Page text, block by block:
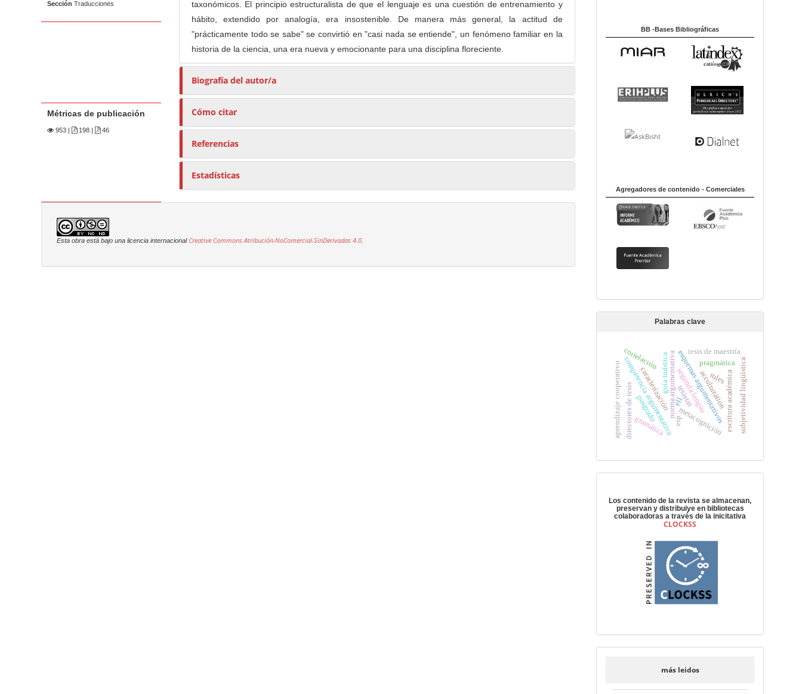
Sección Traducciones
Métricas de publicación
953| 198 | 46
taxonómicos. El principio estructuralista de que el lenguaje es una cuestión de entrenamiento y
hábito, extendido por analogía, era insostenible. De manera más general, la actitud de
"prácticamente todo se sabe" se convirtió en "casi nada se entiende", un fenómeno familiar en la
historia de la ciencia, una era nueva y emocionante para una disciplina floreciente.
Biografía del autor/a
Cómo citar
Referencias
Estadísticas
Esta obra está bajo una licencia internacional Creative Commons Atribución-NoComercial-SinDerivadas 4.0.
BB -Bases Bibliográficas
Agregadores de contenido - Comerciales
Palabras clave
competencia argumentativaesquemas argumentativos
norma argumentativa
aprendizaje cooperativo metacogniciónescritura académica
tesis de maestría
directores de tesis tesistas subjetividad lingüística
caracterización
guía turística pragmática
gramática
correlación
segunda lenguaacculturation
esp
ell
roles
posgrado
Los contenido de la revista se almacenan,
preservan y distribuiye en bibliotecas
colaboradoras a través de la inicitativa
CLOCKSS
más leidos